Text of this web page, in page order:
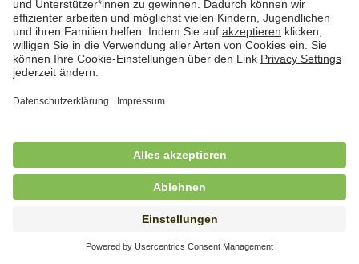
Saarbrücken, Saarbrücken
Hauswirtschaftskraft (m/w/d)
in Teilzeit (mind. 20 - max. 30 Std./.Wo.), SOS-
Hauswirtschaftskraft (m/w/d)
in unbefristeter Anstellung, Teilzeit (20 Std./Wo.), SOS-
Kinderdorf Dortmund, Hagen